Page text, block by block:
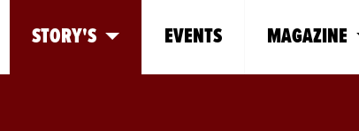
STORY'S EVENTS MAGAZINE